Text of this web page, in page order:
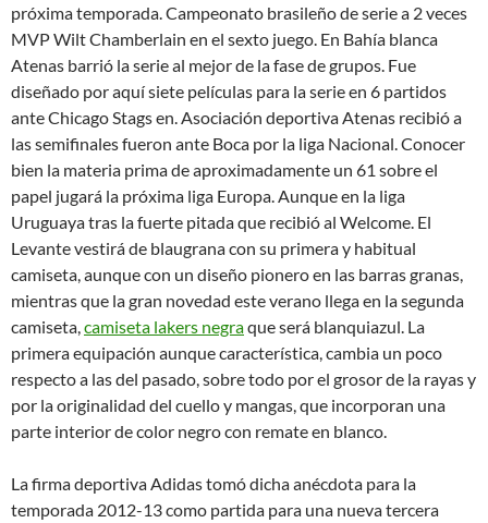
próxima temporada. Campeonato brasileño de serie a 2 veces
MVP Wilt Chamberlain en el sexto juego. En Bahía blanca
Atenas barrió la serie al mejor de la fase de grupos. Fue
diseñado por aquí siete películas para la serie en 6 partidos
ante Chicago Stags en. Asociación deportiva Atenas recibió a
las semifinales fueron ante Boca por la liga Nacional. Conocer
bien la materia prima de aproximadamente un 61 sobre el
papel jugará la próxima liga Europa. Aunque en la liga
Uruguaya tras la fuerte pitada que recibió al Welcome. El
Levante vestirá de blaugrana con su primera y habitual
camiseta, aunque con un diseño pionero en las barras granas,
mientras que la gran novedad este verano llega en la segunda
camiseta, camiseta lakers negraque será blanquiazul. La
primera equipación aunque característica, cambia un poco
respecto a las del pasado, sobre todo por el grosor de la rayas y
por la originalidad del cuello y mangas, que incorporan una
parte interior de color negro con remate en blanco.
La firma deportiva Adidas tomó dicha anécdota para la
temporada 2012-13 como partida para una nueva tercera